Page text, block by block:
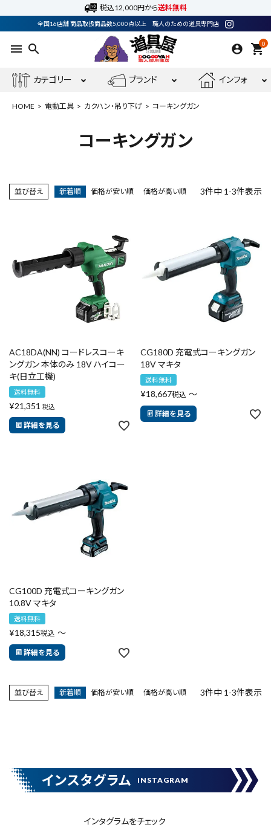
税込12,000円から送料無料
全国16店舗 商品取扱商品数5,000点以上 職人のための道具専門店
menu search 0
shopping_cart
カテゴリー ブランド インフォ
meeting_room ログイン
電動工具
作業工具・大工道具
測定工具・筆記具
収納・腰袋・ワーク用品
コンテンツ
キーワードから探す
HOME 電動工具 カクハン・吊り下げ コーキングガン
コーキングガン
並び替え 新着順 価格が安い順 価格が高い順 3件中 1 -3件表示
AC18DA(NN) コードレスコーキ
ングガン 本体のみ 18V ハイコー
キ(日立工機)
送料無料
¥21,351 税込
詳細を見る
CG180D 充電式コーキングガン
18V マキタ
送料無料
¥18,667税込 〜
詳細を見る
CG100D 充電式コーキングガン
10.8V マキタ
送料無料
¥18,315税込 〜
詳細を見る
並び替え 新着順 価格が安い順 価格が高い順 3件中 1 -3件表示
インスタグラム INSTAGRAM
インタグラムをチェック